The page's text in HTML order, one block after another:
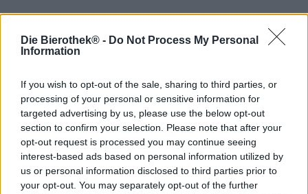
Die Bierothek® - Do Not Process My Personal
Information
If you wish to opt-out of the sale, sharing to third parties, or
processing of your personal or sensitive information for
targeted advertising by us, please use the below opt-out
section to confirm your selection. Please note that after your
opt-out request is processed you may continue seeing
interest-based ads based on personal information utilized by
us or personal information disclosed to third parties prior to
your opt-out. You may separately opt-out of the further
Les milkshakes sont des gourmandises sous-estimées.
Leur texture veloutée se mêle à une douceur crémeuse,
tandis que les fruits, la vanille ou le chocolat caressent le
palais et qu'une fraîcheur désaltérante caresse la langue :
brasseurs ont succombé à leur charme : de plus en plus
de brasseries artisanales modernes élaborent des bières
qui allient l'amertume houblonnée de la bière à
l'onctuosité sucrée d'un milkshake.
L'équipe de la brasserie Lervig a longtemps résisté à la
tendance, mais la curiosité a fini par l'emporter : Orange
Velvet est la réponse norvégienne à l'engouement actuel.